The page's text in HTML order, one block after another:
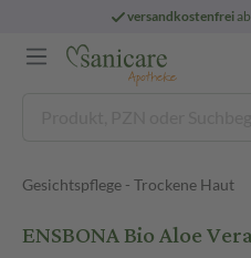
versandkostenfrei
Gesichtspflege - Trockene Haut
ENSBONA Bio Aloe